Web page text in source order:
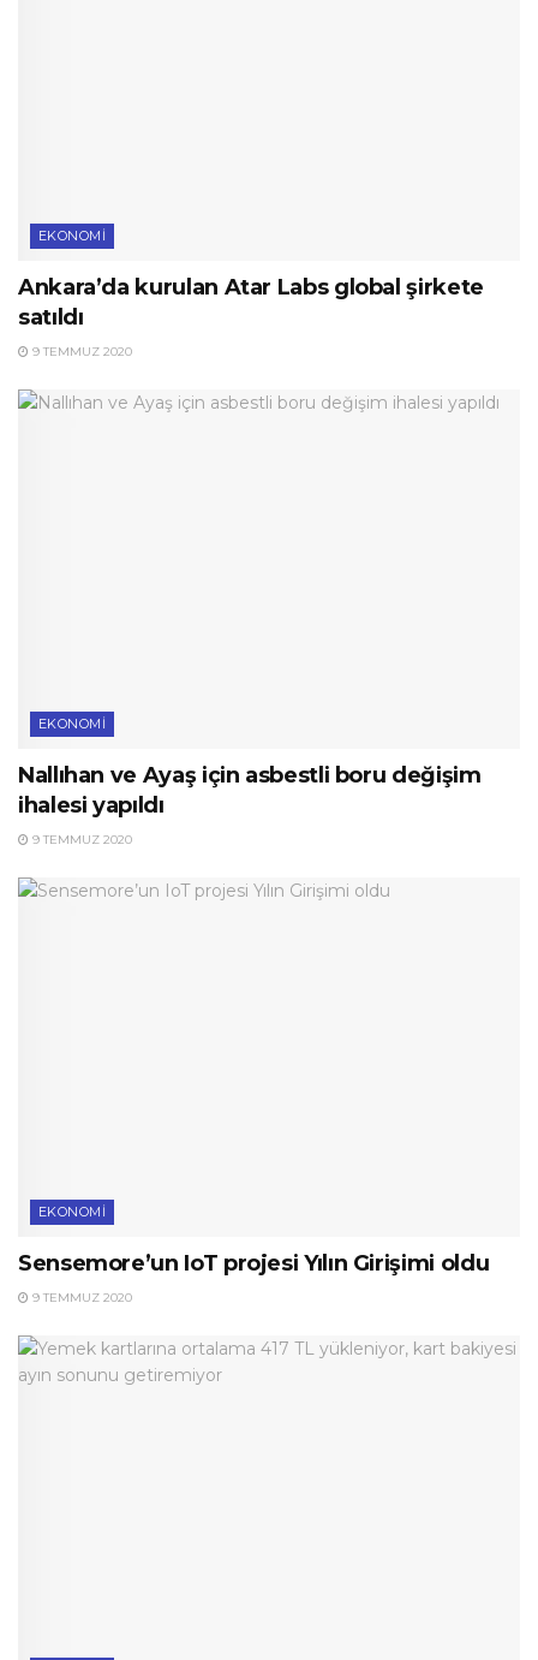
EKONOMI
Ankara’da kurulan Atar Labs global şirkete
satıldı
9 TEMMUZ 2020
EKONOMI
Nallıhan ve Ayaş için asbestli boru değişim
ihalesi yapıldı
9 TEMMUZ 2020
EKONOMI
Sensemore’un IoT projesi Yılın Girişimi oldu
9 TEMMUZ 2020